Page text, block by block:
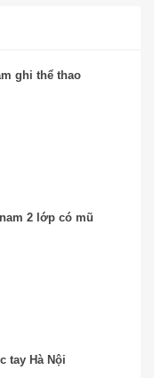
ghi thể thao
2 lớp có mũ
tay Hà Nội